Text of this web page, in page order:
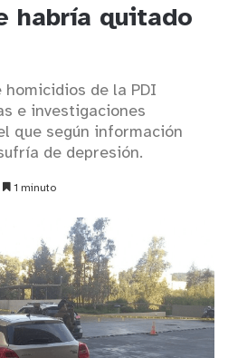
habría quitado
de la PDI
e investigaciones
que según información
de depresión.
1 minuto